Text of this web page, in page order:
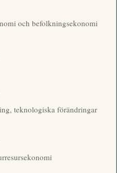
och befolkningsekonomi
teknologiska förändringar